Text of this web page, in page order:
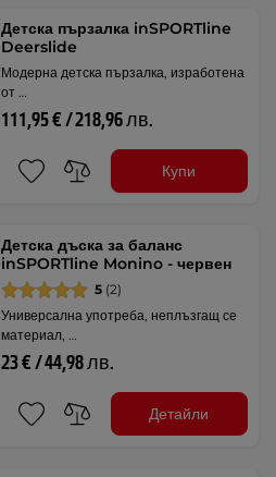
Детска пързалка inSPORTline
Deerslide
Модерна детска пързалка, изработена
от …
111,95 € / 218,96 лв.
Купи
Детска дъска за баланс
inSPORTline Monino - червен
5 (2)
Универсална употреба, неплъзгащ се
материал, …
23 € / 44,98 лв.
Детайли